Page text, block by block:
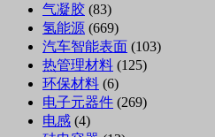
气凝胶 (83)
氢能源 (669)
汽车智能表面 (103)
热管理材料 (125)
环保材料 (6)
电子元器件 (269)
电感 (4)